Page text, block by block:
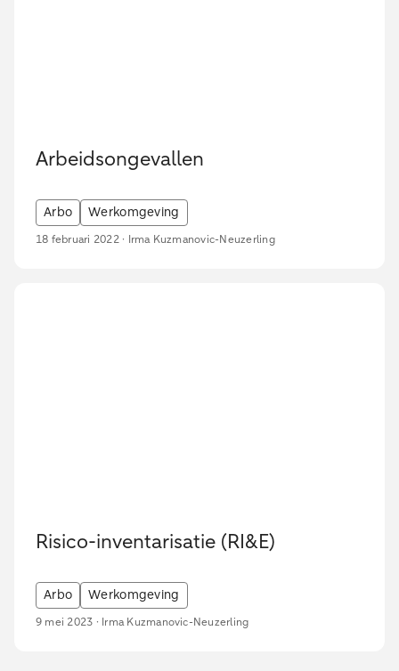
Arbeidsongevallen
Arbo Werkomgeving
18 februari 2022 · Irma Kuzmanovic-Neuzerling
Risico-inventarisatie (RI&E)
Arbo Werkomgeving
9 mei 2023 · Irma Kuzmanovic-Neuzerling